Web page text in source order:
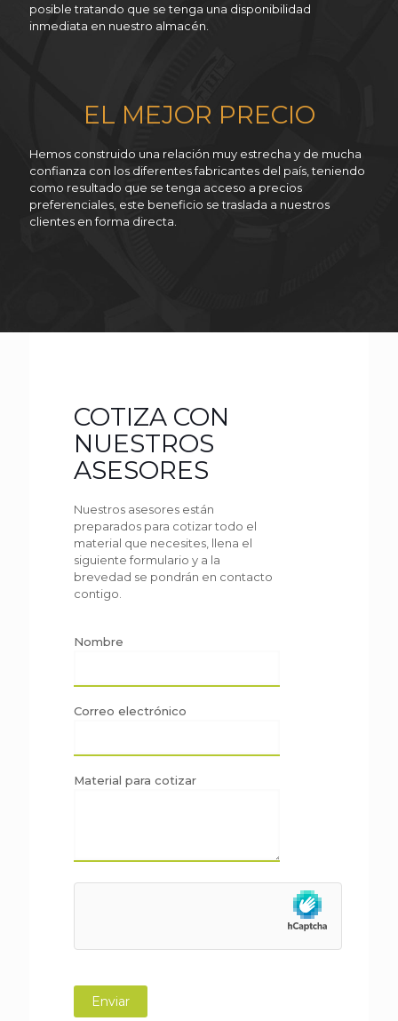
posible tratando que se tenga una disponibilidad
inmediata en nuestro almacén.
EL MEJOR PRECIO
Hemos construido una relación muy estrecha y de mucha
confianza con los diferentes fabricantes del país, teniendo
como resultado que se tenga acceso a precios
preferenciales, este beneficio se traslada a nuestros
clientes en forma directa.
COTIZA CON
NUESTROS
ASESORES
Nuestros asesores están
preparados para cotizar todo el
material que necesites, llena el
siguiente formulario y a la
brevedad se pondrán en contacto
contigo.
Nombre
Correo electrónico
Material para cotizar